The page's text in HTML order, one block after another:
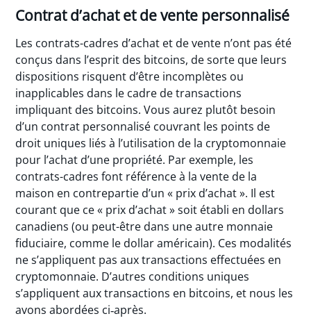
Contrat d’achat et de vente personnalisé
Les contrats-cadres d’achat et de vente n’ont pas été
conçus dans l’esprit des bitcoins, de sorte que leurs
dispositions risquent d’être incomplètes ou
inapplicables dans le cadre de transactions
impliquant des bitcoins. Vous aurez plutôt besoin
d’un contrat personnalisé couvrant les points de
droit uniques liés à l’utilisation de la cryptomonnaie
pour l’achat d’une propriété. Par exemple, les
contrats-cadres font référence à la vente de la
maison en contrepartie d’un « prix d’achat ». Il est
courant que ce « prix d’achat » soit établi en dollars
canadiens (ou peut-être dans une autre monnaie
fiduciaire, comme le dollar américain). Ces modalités
ne s’appliquent pas aux transactions effectuées en
cryptomonnaie. D’autres conditions uniques
s’appliquent aux transactions en bitcoins, et nous les
avons abordées ci‑après.